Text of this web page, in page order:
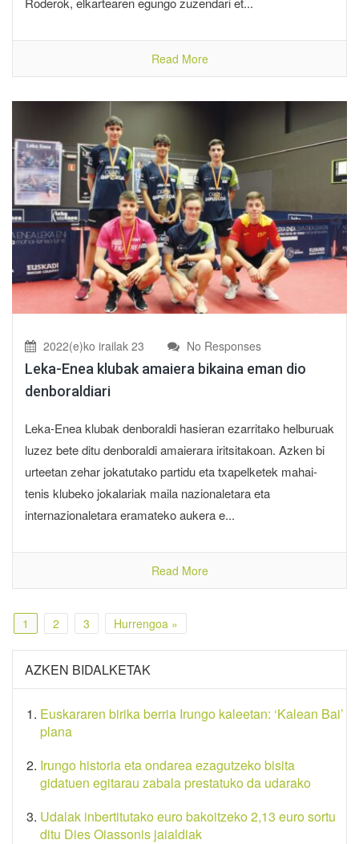
Read More
2022(e)ko irailak 23 No Responses
Leka-Enea klubak amaiera bikaina eman dio
denboraldiari
Leka-Enea klubak denboraldi hasieran ezarritako helburuak
luzez bete ditu denboraldi amaierara iritsitakoan. Azken bi
urteetan zehar jokatutako partidu eta txapelketek mahai-
tenis klubeko jokalariak maila nazionaletara eta
internazionaletara eramateko aukera e...
Read More
1 2 3 Hurrengoa »
AZKEN BIDALKETAK
Euskararen birika berria Irungo kaleetan: ‘Kalean Bai’
plana
Irungo historia eta ondarea ezagutzeko bisita
gidatuen egitarau zabala prestatuko da udarako
Udalak inbertitutako euro bakoitzeko 2,13 euro sortu
ditu Dies Oiassonis jaialdiak